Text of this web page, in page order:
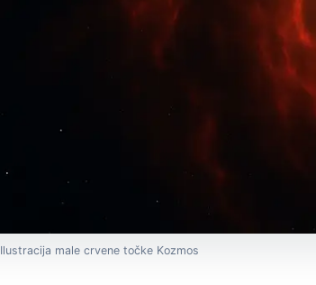
Ilustracija male crvene točke Kozmos